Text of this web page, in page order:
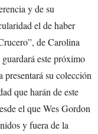
y de su
el de haber
de Carolina
este próximo
presentará su colección
que harán de este
el que Wes Gordon
y fuera de la